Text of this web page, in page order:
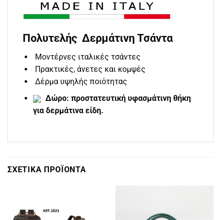
Πολυτελής Δερμάτινη Τσάντα
Μοντέρνες ιταλικές τσάντες
Πρακτικές, άνετες και κομψές
Δέρμα υψηλής ποιότητας
Δώρο: προστατευτική υφασμάτινη θήκη
για δερμάτινα είδη.
ΣΧΕΤΙΚΆ ΠΡΟΪΌΝΤΑ